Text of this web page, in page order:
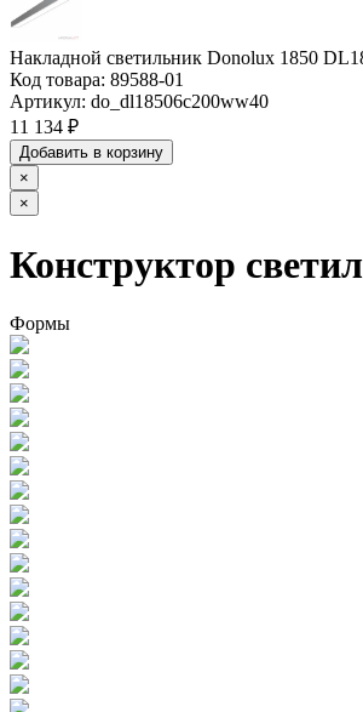
Накладной светильник Donolux 1850
Код товара: 89588-01
Артикул: do_dl18506c200ww40
11 134 ₽
Добавить в корзину
×
×
Конструктор
Формы